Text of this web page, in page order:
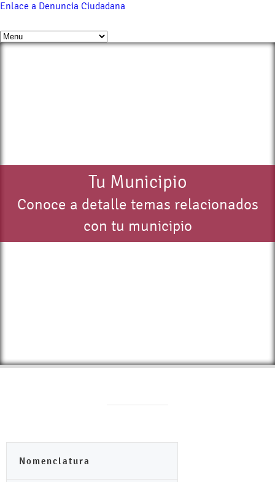
Enlace a Denuncia Ciudadana
Tu Municipio
Conoce a detalle temas relacionados
con tu municipio
Nomenclatura